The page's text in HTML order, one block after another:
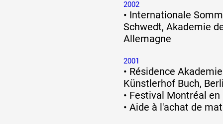
2002
• Internationale
Schwedt, Akademie
Allemagne
2001
• Résidence
Künstlerhof Buch,
• Festival Montréal en
• Aide à l'achat de